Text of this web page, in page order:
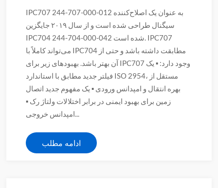
IPC707 244-707-000-012 به عنوان یک اصلاح‌کننده
سیگنال طراحی شده است و از سال ۲۰۱۹ جایگزین
IPC704 244-704-000-042 شده است. IPC707
می‌تواند کاملاً با IPC704 مطابقت داشته باشد و حتی از
آن بهتر باشد. بهبودهای زیر برای IPC707 وجود دارد: ▪ یک
فیلتر جدید مطابق با استاندارد ISO 2954، مستقل از
بهره انتقال و امپدانس ورودی ▪ یک مفهوم جدید اتصال
زمین برای بهبود ایمنی در برابر اختلالات ولتاژ رک ▪
امپدانس خروجی...
ادامه مطلب